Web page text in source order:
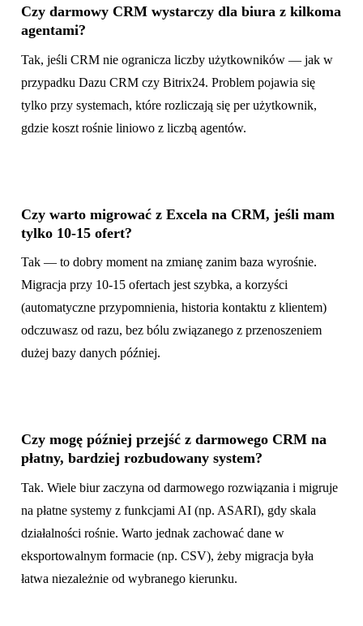
Czy darmowy CRM wystarczy dla biura z kilkoma
agentami?
Tak, jeśli CRM nie ogranicza liczby użytkowników — jak w
przypadku Dazu CRM czy Bitrix24. Problem pojawia się
tylko przy systemach, które rozliczają się per użytkownik,
gdzie koszt rośnie liniowo z liczbą agentów.
Czy warto migrować z Excela na CRM, jeśli mam
tylko 10-15 ofert?
Tak — to dobry moment na zmianę zanim baza wyrośnie.
Migracja przy 10-15 ofertach jest szybka, a korzyści
(automatyczne przypomnienia, historia kontaktu z klientem)
odczuwasz od razu, bez bólu związanego z przenoszeniem
dużej bazy danych później.
Czy mogę później przejść z darmowego CRM na
płatny, bardziej rozbudowany system?
Tak. Wiele biur zaczyna od darmowego rozwiązania i migruje
na płatne systemy z funkcjami AI (np. ASARI), gdy skala
działalności rośnie. Warto jednak zachować dane w
eksportowalnym formacie (np. CSV), żeby migracja była
łatwa niezależnie od wybranego kierunku.